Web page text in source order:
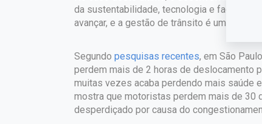
da sustentabilidade, tecnologia e facilidade
avançar, e a gestão de trânsito é um dos
Segundo pesquisas recentes, em São
perdem mais de 2 horas de deslocamento
muitas vezes acaba perdendo mais saúde
mostra que motoristas perdem mais de 30
desperdiçado por causa do